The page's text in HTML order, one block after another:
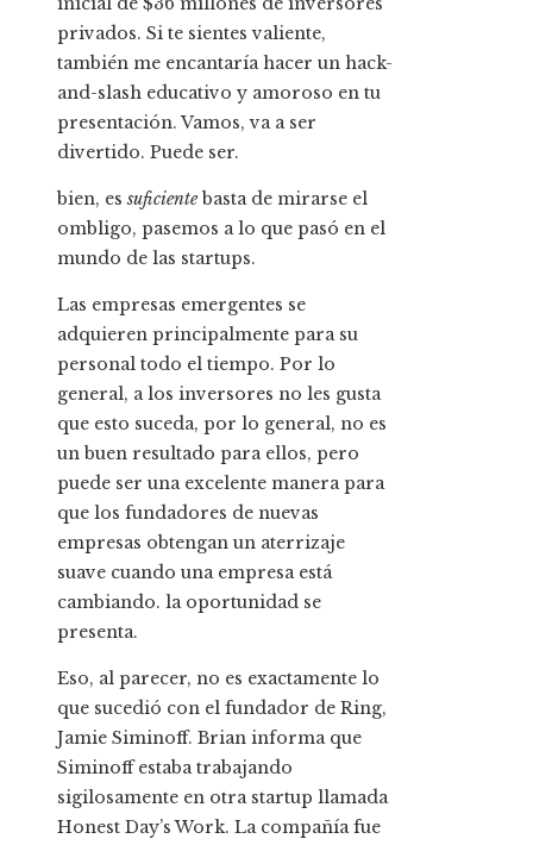
privados. Si te sientes valiente,
también me encantaría hacer un hack-
and-slash educativo y amoroso en tu
presentación. Vamos, va a ser
divertido. Puede ser.
bien, es suficientebasta de mirarse el
ombligo, pasemos a lo que pasó en el
mundo de las startups.
Las empresas emergentes se
adquieren principalmente para su
personal todo el tiempo. Por lo
general, a los inversores no les gusta
que esto suceda, por lo general, no es
un buen resultado para ellos, pero
puede ser una excelente manera para
que los fundadores de nuevas
empresas obtengan un aterrizaje
suave cuando una empresa está
cambiando. la oportunidad se
presenta.
Eso, al parecer, no es exactamente lo
que sucedió con el fundador de Ring,
Jamie Siminoff. Brian informa que
Siminoff estaba trabajando
sigilosamente en otra startup llamada
Honest Day’s Work. La compañía fue